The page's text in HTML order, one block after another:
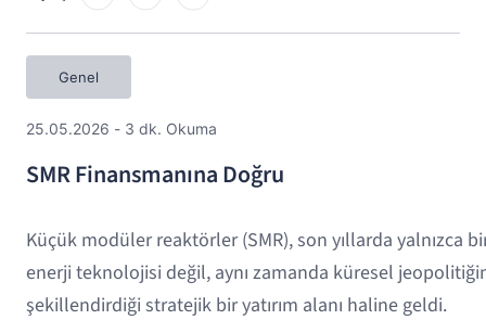
Genel
25.05.2026 - 3 dk. Okuma
SMR Finansmanına Doğru
Küçük modüler reaktörler (SMR), son yıllarda yalnızca
enerji teknolojisi değil, aynı zamanda küresel
şekillendirdiği stratejik bir yatırım alanı haline geldi.